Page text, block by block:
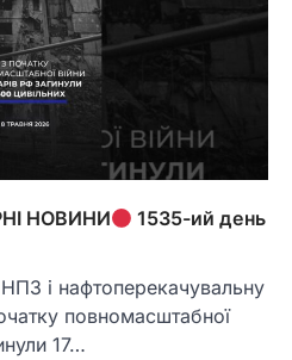
НОВИНИ
1535-ий день
і нафтоперекачувальну
повномасштабної
17…